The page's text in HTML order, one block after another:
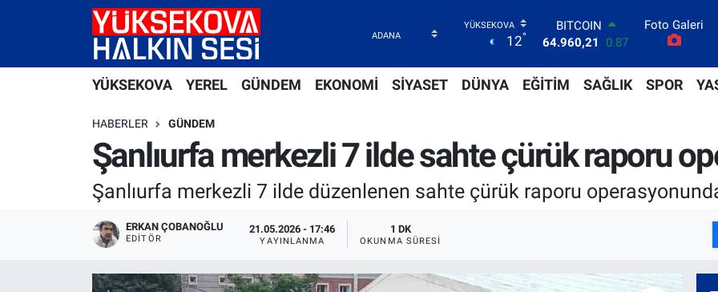
12°
BITCOIN
64.960,21
0.87
47,7436
0.18
EURO
64,4811
GRAM ALTIN
2.59
BİST100
Foto Galeri
YÜKSEKOVA YEREL GÜNDEM EKONOMİ SİYASET DÜNYA EĞİTİM SAĞLIK SPOR
HABERLER GÜNDEM
Şanlıurfa merkezli 7 ilde sahte çürük raporu
Şanlıurfa merkezli 7 ilde düzenlenen sahte çürük raporu
ERKAN ÇOBANOĞLU
EDITÖR
21.05.2026 - 17:46
YAYINLANMA
1 DK
OKUNMA SÜRESI
Yüksekova Nöbetçi Eczaneler
Yüksekova Trafik Yoğunluk Haritası
Süper Lig Puan Durumu ve Fikstür
Tüm Manşetler